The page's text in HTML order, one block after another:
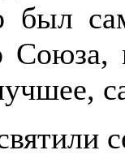
был